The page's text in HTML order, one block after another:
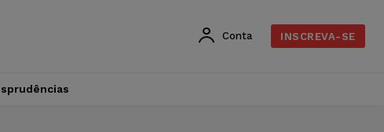
Conta INSCREVA-SE